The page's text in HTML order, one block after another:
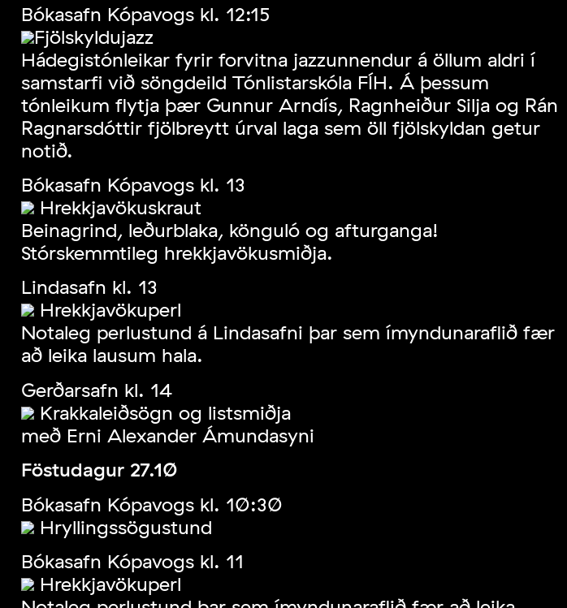
Bókasafn Kópavogs kl. 12:15
Fjölskyldujazz
Hádegistónleikar fyrir forvitna jazzunnendur á öllum aldri í
samstarfi við söngdeild Tónlistarskóla FÍH. Á þessum
tónleikum flytja þær Gunnur Arndís, Ragnheiður Silja og Rán
Ragnarsdóttir fjölbreytt úrval laga sem öll fjölskyldan getur
notið.
Bókasafn Kópavogs kl. 13
Hrekkjavökuskraut
Beinagrind, leðurblaka, könguló og afturganga!
Stórskemmtileg hrekkjavökusmiðja.
Lindasafn kl. 13
Hrekkjavökuperl
Notaleg perlustund á Lindasafni þar sem ímyndunaraflið fær
að leika lausum hala.
Gerðarsafn kl. 14
Krakkaleiðsögn og listsmiðja
með Erni Alexander Ámundasyni
Föstudagur 27.10
Bókasafn Kópavogs kl. 10:30
Hryllingssögustund
Bókasafn Kópavogs kl. 11
Hrekkjavökuperl